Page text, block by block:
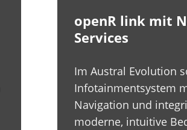
openR link mit
Services
Im Austral Evolution
Infotainmentsystem
Navigation und
moderne, intuitive